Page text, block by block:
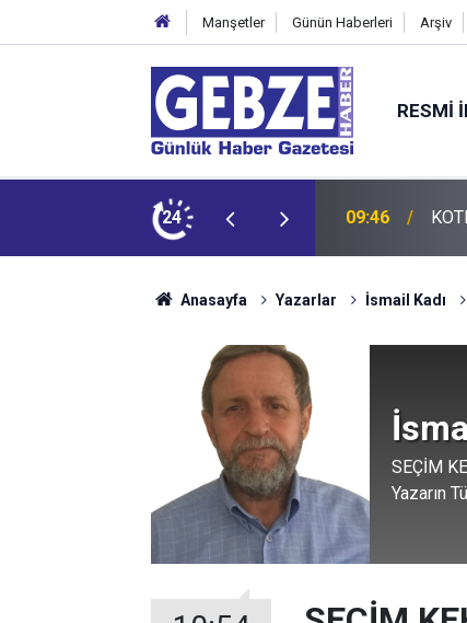
Manşetler Günün Haberleri Arşiv
RESMI
24 09:41
Anasayfa Yazarlar İsmail Kadı
SEÇİM
Yazarın